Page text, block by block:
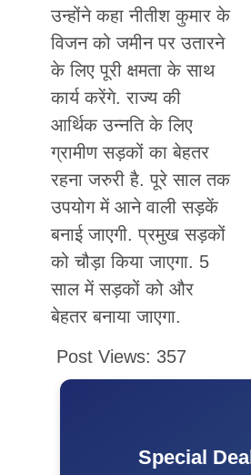
उन्होंने कहा नीतीश कुमार के
विजन को जमीन पर उतारने
के लिए पूरी क्षमता के साथ
कार्य करेंगे. राज्य की
आर्थिक उन्नति के लिए
ग्रामीण सड़कों का बेहतर
रहना जरुरी है. पूरे साल तक
उपयोग में आने वाली सड़कें
बनाई जाएगी. प्रमुख सड़कों
को चौड़ा किया जाएगा. 5
साल में सड़कों को और
बेहतर बनाया जाएगा.
Post Views: 357
Special